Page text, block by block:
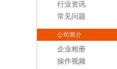
行业资讯
常见问题
公司简介
企业相册
操作视频